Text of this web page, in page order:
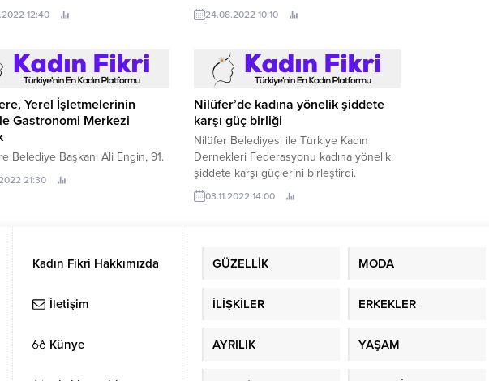
12:40
azaltmaya yönelik bir iş birliği başlattı.
24.08.2022 10:10
Yerel İşletmelerinin
Gastronomi Merkezi
Belediye Başkanı Ali Engin, 91.
21:30
Nilüfer’de kadına yönelik şiddete
karşı güç birliği
Nilüfer Belediyesi ile Türkiye Kadın
Dernekleri Federasyonu kadına yönelik
şiddete karşı güçlerini birleştirdi.
03.11.2022 14:00
Kadın Fikri Hakkımızda
İletişim
Künye
GÜZELLİK MODA
İLİŞKİLER ERKEKLER
AYRILIK YAŞAM